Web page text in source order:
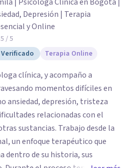
Depresión | Terapia
y Online
5 / 5
Verificado
Terapia Online
clínica, y acompaño a
momentos difíciles en
ansiedad, depresión, tristeza
relacionadas con el
Trabajo desde la
un enfoque terapéutico que
dentro de su historia, sus